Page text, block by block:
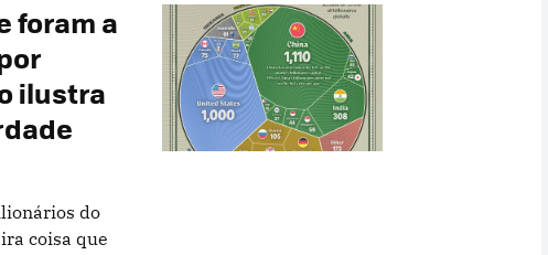
foram a
ilustra
do
coisa que